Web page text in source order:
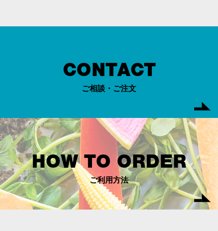
CONTACT
ご相談・ご注文
HOW TO ORDER
ご利用方法